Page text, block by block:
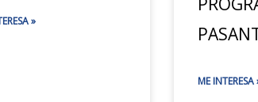
»
ME INTERESA